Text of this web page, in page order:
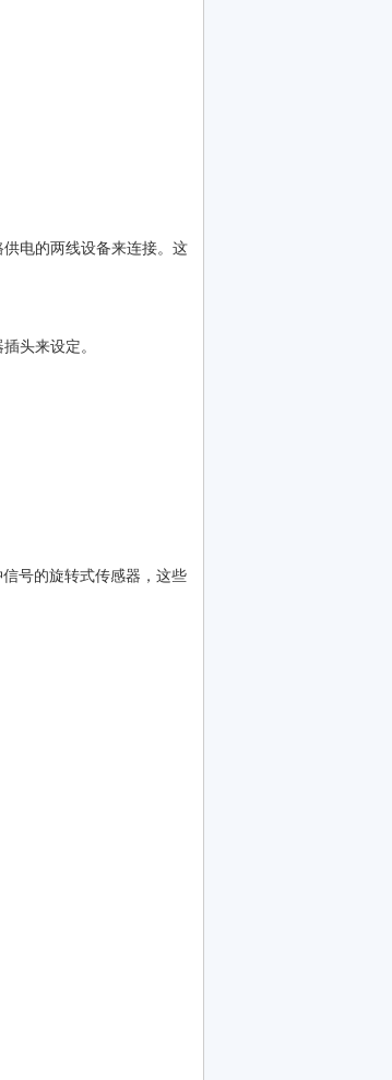
电的两线设备来连接。这
头来设定。
号的旋转式传感器，这些